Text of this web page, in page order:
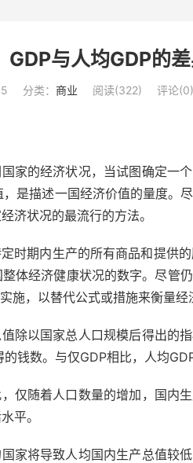
GDP与人均GDP的
分类： 商业 阅读(322) 评论(0)
家的经济状况，当试图确定一
是描述一国经济价值的量度。
济状况的最流行的方法。
时期内生产的所有商品和提供的
体经济健康状况的数字。尽管
施，以替代公式或措施来衡量经
除以国家总人口规模后得出的
钱数。与仅GDP相比，人均
仅随着人口数量的增加，国内
平。
家将导致人均国内生产总值较